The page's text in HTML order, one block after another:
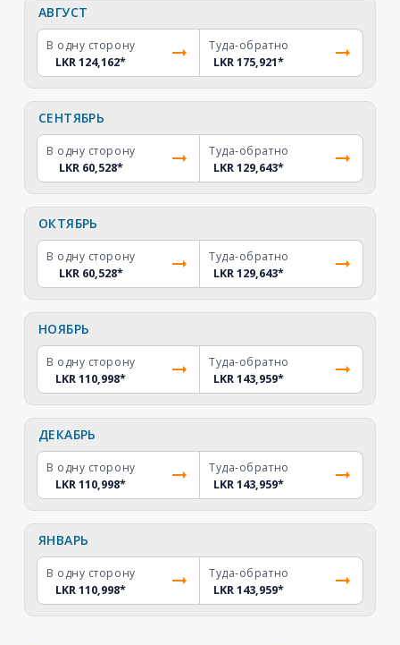
АВГУСТ
В одну сторону
LKR 124,162*
Туда-обратно
LKR 175,921*
СЕНТЯБРЬ
В одну сторону
LKR 60,528*
Туда-обратно
LKR 129,643*
ОКТЯБРЬ
В одну сторону
LKR 60,528*
Туда-обратно
LKR 129,643*
НОЯБРЬ
В одну сторону
LKR 110,998*
Туда-обратно
LKR 143,959*
ДЕКАБРЬ
В одну сторону
LKR 110,998*
Туда-обратно
LKR 143,959*
ЯНВАРЬ
В одну сторону
LKR 110,998*
Туда-обратно
LKR 143,959*